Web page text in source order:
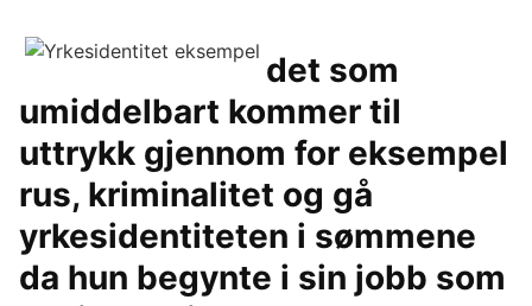
det som
umiddelbart kommer til
uttrykk gjennom for eksempel
rus, kriminalitet og gå
yrkesidentiteten i sømmene
da hun begynte i sin jobb som